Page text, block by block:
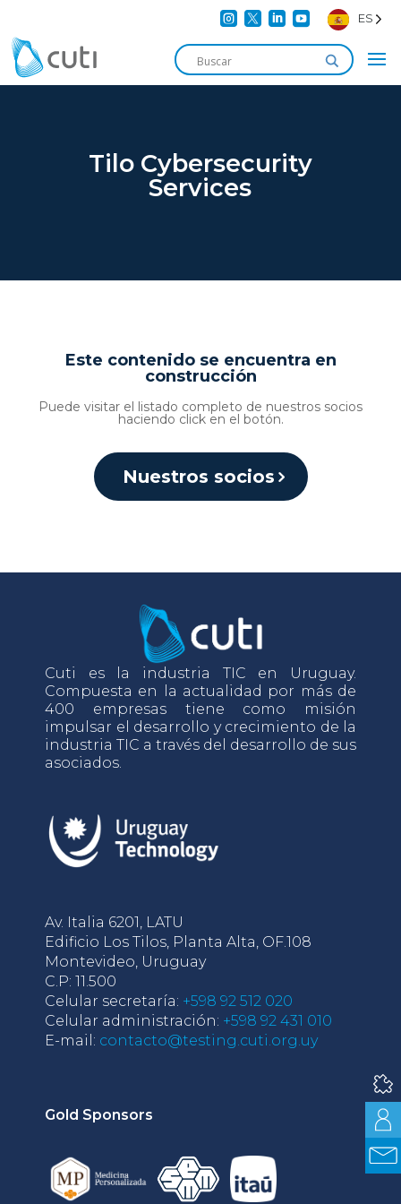
    ES
Tilo Cybersecurity
Services
Este contenido se encuentra en
construcción
Puede visitar el listado completo de nuestros socios
haciendo click en el botón.
Nuestros socios
Cuti es la industria TIC en Uruguay.
Compuesta en la actualidad por más de
400 empresas tiene como misión
impulsar el desarrollo y crecimiento de la
industria TIC a través del desarrollo de sus
asociados.
Av. Italia 6201, LATU
Edificio Los Tilos, Planta Alta, OF.108
Montevideo, Uruguay
C.P: 11.500
Celular secretaría: +598 92 512 020
Celular administración: +598 92 431 010
E-mail: contacto@testing.cuti.org.uy
Gold Sponsors